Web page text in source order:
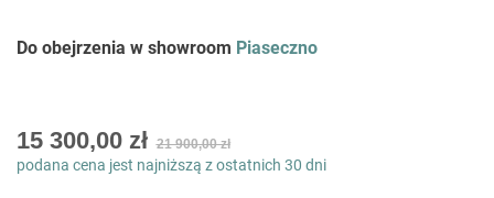
Do obejrzenia w showroom Piaseczno
As
low
15 300,00 zł 21 900,00 zł
podana cena jest najniższą z ostatnich 30 dni